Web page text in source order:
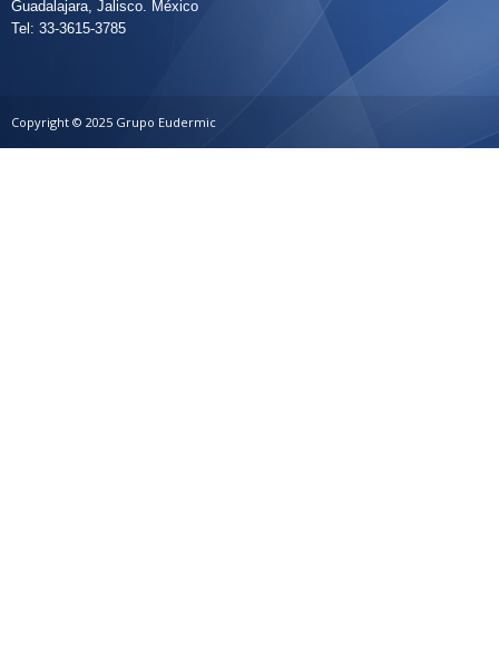
Guadalajara, Jalisco. México
Tel: 33-3615-3785
Copyright © 2025 Grupo Eudermic